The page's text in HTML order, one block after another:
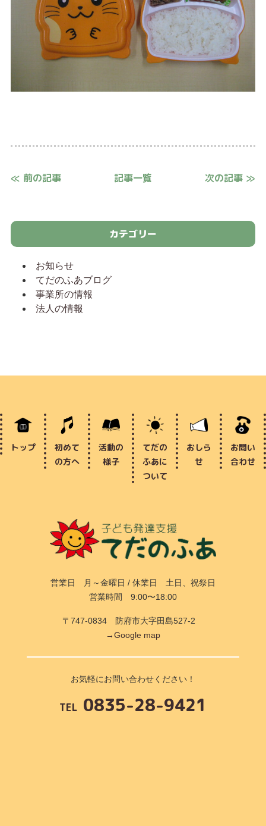
≪ 前の記事 記事一覧 次の記事 ≫
カテゴリー
お知らせ
てだのふあブログ
事業所の情報
法人の情報
トップ
初めて
の方へ
活動の
様子
てだの
ふあに
ついて
おしら
せ
お問い
合わせ
営業日 月～金曜日 / 休業日 土日、祝祭日
営業時間 9:00〜18:00
〒747-0834 防府市大字田島527-2
→Google map
お気軽にお問い合わせください！
TEL 0835-28-9421